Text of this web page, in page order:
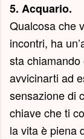
5. Acquario.
Qualcosa che
incontri, ha
sta
avvicinarti ad
sensazione di
chiave che ti
la vita è piena